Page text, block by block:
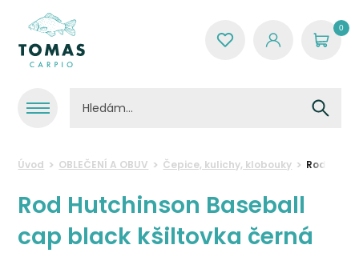
0
Úvod OBLEČENÍ A OBUV Čepice, kulichy, klobouky Rod
Rod Hutchinson Baseball
cap black kšiltovka černá